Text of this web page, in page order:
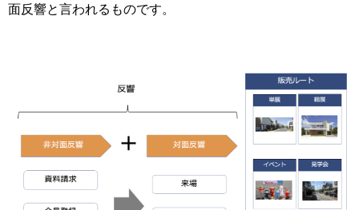
面反響と言われるものです。